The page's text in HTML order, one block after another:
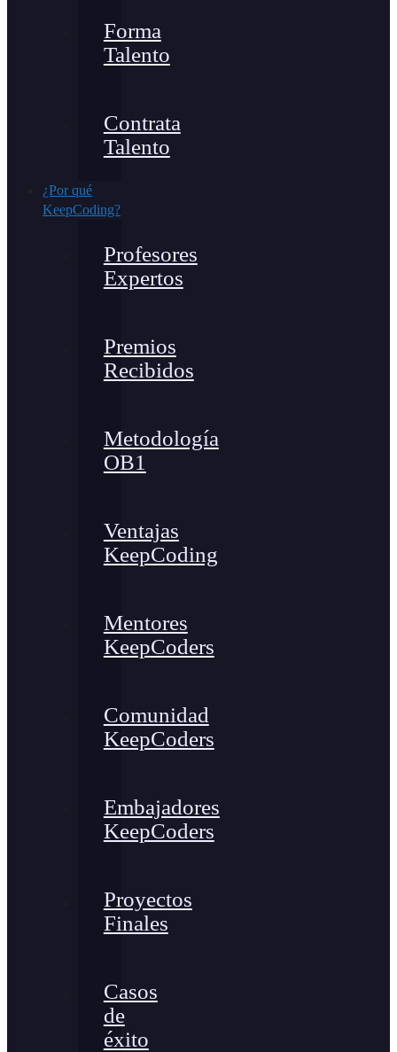
Forma
Talento
Contrata
Talento
¿Por qué
KeepCoding?
Profesores
Expertos
Premios
Recibidos
Metodología
OB1
Ventajas
KeepCoding
Mentores
KeepCoders
Comunidad
KeepCoders
Embajadores
KeepCoders
Proyectos
Finales
Casos
de
éxito